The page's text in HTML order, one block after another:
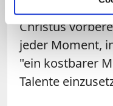
auch auf die
Christus
jeder Moment,
"ein kostbarer
Talente